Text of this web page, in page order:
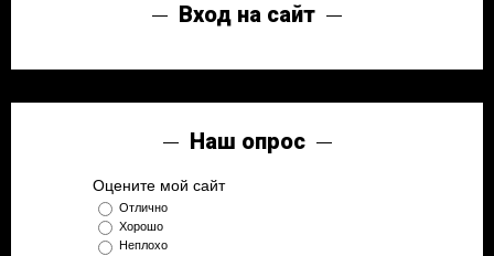
Вход на сайт
Наш опрос
Оцените мой сайт
Отлично
Хорошо
Неплохо